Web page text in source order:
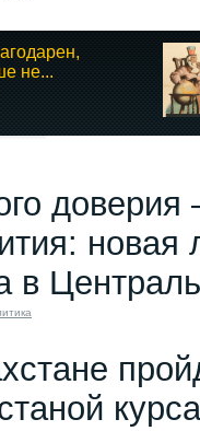
не...
новая
в